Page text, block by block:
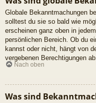
Globale Bekanntmachungen
solltest du sie so bald wie
erscheinen ganz oben in
persönlichen Bereich. Ob du
kannst oder nicht, hängt von
vergebenen Berechtigungen ab.
Nach oben
Was sind